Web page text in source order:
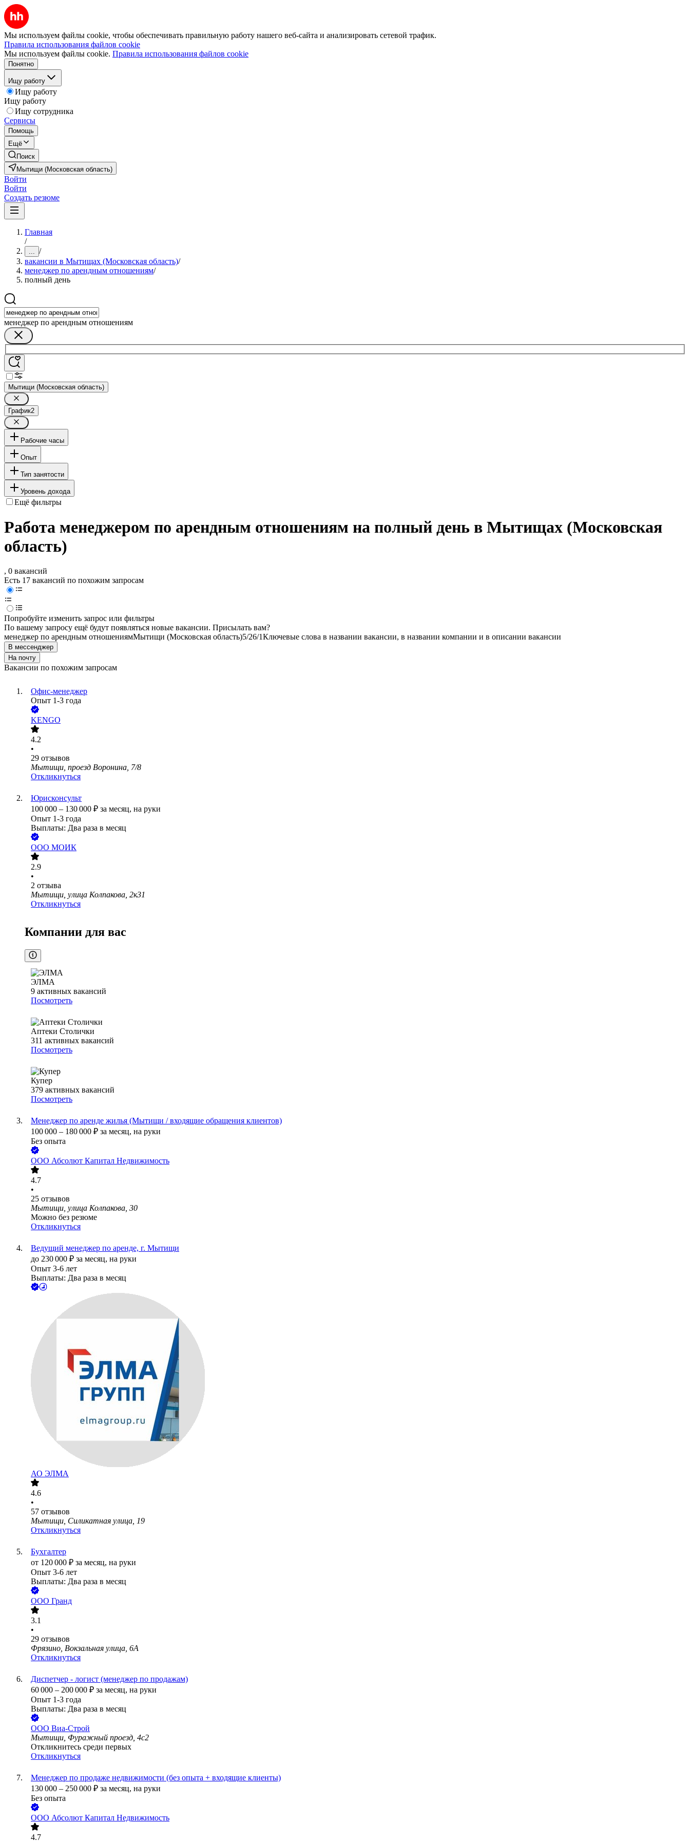
Мы используем файлы cookie, чтобы обеспечивать правильную работу нашего веб-сайта и анализировать сетевой трафик.
Правила использования файлов cookie
Мы используем файлы cookie. Правила использования файлов cookie
Понятно
Ищу работу
Ищу работу
Ищу работу
Ищу сотрудника
Сервисы
Помощь
Ещё
Поиск
Мытищи (Московская область)
Войти
Войти
Создать резюме
Главная
/
... /
вакансии в Мытищах (Московская область)/
менеджер по арендным отношениям/
полный день
менеджер по арендным отношениям
Мытищи (Московская область)
График2
Рабочие часы
Опыт
Тип занятости
Уровень дохода
Ещё фильтры
Работа менеджером по арендным отношениям на полный день в Мытищах (Московская
область)
, 0 вакансий
Есть 17 вакансий по похожим запросам
Попробуйте изменить запрос или фильтры
По вашему запросу ещё будут появляться новые вакансии. Присылать вам?
менеджер по арендным отношениямМытищи (Московская область)5/26/1Ключевые слова в названии вакансии, в названии компании и в описании вакансии
В мессенджер
На почту
Вакансии по похожим запросам
Офис-менеджер
Опыт 1-3 года
KENGO
4.2
•
29 отзывов
Мытищи, проезд Воронина, 7/8
Откликнуться
Юрисконсульт
100 000 – 130 000 ₽ за месяц, на руки
Опыт 1-3 года
Выплаты: Два раза в месяц
ООО МОИК
2.9
•
2 отзыва
Мытищи, улица Колпакова, 2к31
Откликнуться
Компании для вас
ЭЛМА
9 активных вакансий
Посмотреть
Аптеки Столички
311 активных вакансий
Посмотреть
Купер
379 активных вакансий
Посмотреть
Менеджер по аренде жилья (Мытищи / входящие обращения клиентов)
100 000 – 180 000 ₽ за месяц, на руки
Без опыта
ООО Абсолют Капитал Недвижимость
4.7
•
25 отзывов
Мытищи, улица Колпакова, 30
Можно без резюме
Откликнуться
Ведущий менеджер по аренде, г. Мытищи
до 230 000 ₽ за месяц, на руки
Опыт 3-6 лет
Выплаты: Два раза в месяц
АО ЭЛМА
4.6
•
57 отзывов
Мытищи, Силикатная улица, 19
Откликнуться
Бухгалтер
от 120 000 ₽ за месяц, на руки
Опыт 3-6 лет
Выплаты: Два раза в месяц
ООО Гранд
3.1
•
29 отзывов
Фрязино, Вокзальная улица, 6А
Откликнуться
Диспетчер - логист (менеджер по продажам)
60 000 – 200 000 ₽ за месяц, на руки
Опыт 1-3 года
Выплаты: Два раза в месяц
ООО Виа-Строй
Мытищи, Фуражный проезд, 4с2
Откликнитесь среди первых
Откликнуться
Менеджер по продаже недвижимости (без опыта + входящие клиенты)
130 000 – 250 000 ₽ за месяц, на руки
Без опыта
ООО Абсолют Капитал Недвижимость
4.7